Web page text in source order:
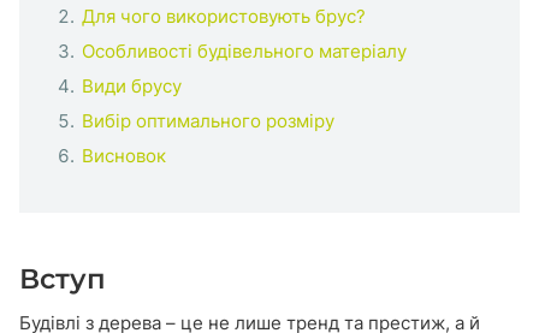
Для чого використовують брус?
Особливості будівельного матеріалу
Види брусу
Вибір оптимального розміру
Висновок
Вступ
Будівлі з дерева – це не лише тренд та престиж, а й